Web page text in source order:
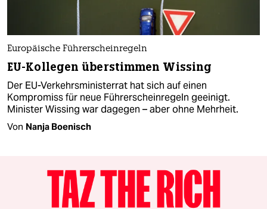
Europäische Führerscheinregeln
EU-Kollegen überstimmen Wissing
Der EU-Verkehrsministerrat hat sich auf einen
Kompromiss für neue Führerscheinregeln geeinigt.
Minister Wissing war dagegen – aber ohne Mehrheit.
Von Nanja Boenisch